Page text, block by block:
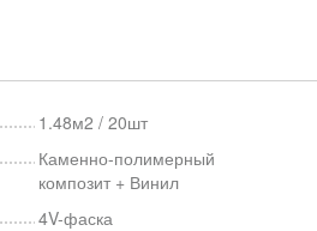
1.48м2 / 20шт
Каменно-полимерный
композит + Винил
4V-фаска